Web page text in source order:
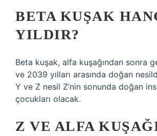
BETA KUŞAK
YILDIR?
Beta kuşak, alfa kuşağından sonra
ve 2039 yılları arasında doğan
Y ve Z nesil Z’nin sonunda doğan
çocukları olacak.
Z VE ALFA